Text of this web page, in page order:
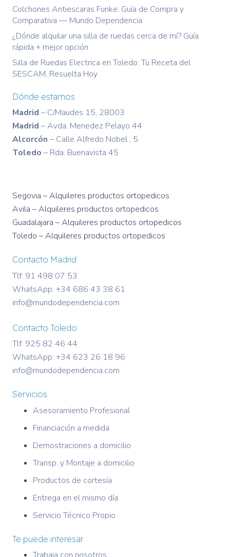
Colchones Antiescaras Funke: Guía de Compra y
Comparativa — Mundo Dependencia
¿Dónde alquilar una silla de ruedas cerca de mí? Guía
rápida + mejor opción
Silla de Ruedas Electrica en Toledo: Tu Receta del
SESCAM, Resuelta Hoy
Dónde estamos
Madrid – C/Maudes 15, 28003
Madrid – Avda. Menedez Pelayo 44
Alcorcón – Calle Alfredo Nobel , 5
Toledo – Rda. Buenavista 45
Segovia – Alquileres productos ortopedicos
Avila – Alquileres productos ortopedicos
Guadalajara – Alquileres productos ortopedicos
Toledo – Alquileres productos ortopedicos
Contacto Madrid
Tlf: 91 498 07 53
WhatsApp: +34 686 43 38 61
info@mundodependencia.com
Contacto Toledo
Tlf: 925 82 46 44
WhatsApp: +34 623 26 18 96
info@mundodependencia.com
Servicios
Asesoramiento Profesional
Financiación a medida
Demostraciones a domicilio
Transp. y Montaje a domicilio
Productos de cortesía
Entrega en el mismo día
Servicio Técnico Propio
Te puede interesar